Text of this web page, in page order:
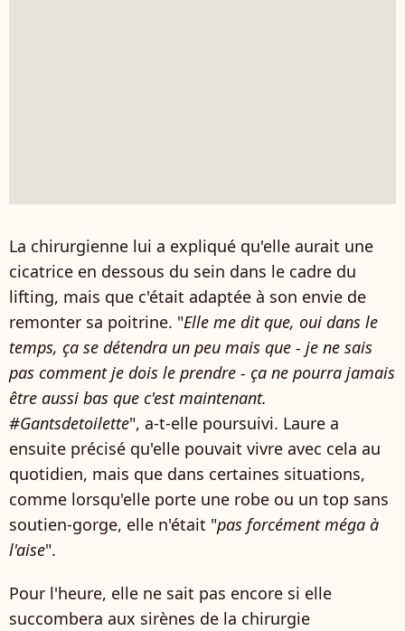
La chirurgienne lui a expliqué qu'elle aurait une
cicatrice en dessous du sein dans le cadre du
lifting, mais que c'était adaptée à son envie de
remonter sa poitrine. "Elle me dit que, oui dans le
temps, ça se détendra un peu mais que - je ne sais
pas comment je dois le prendre - ça ne pourra jamais
être aussi bas que c'est maintenant.
#Gantsdetoilette", a-t-elle poursuivi. Laure a
ensuite précisé qu'elle pouvait vivre avec cela au
quotidien, mais que dans certaines situations,
comme lorsqu'elle porte une robe ou un top sans
soutien-gorge, elle n'était "pas forcément méga à
l'aise".
Pour l'heure, elle ne sait pas encore si elle
succombera aux sirènes de la chirurgie